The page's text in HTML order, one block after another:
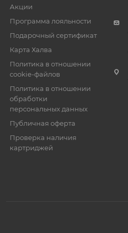
Акции
Программа лояльности
Подарочный сертификат
Карта Халва
Политика в отношении
cookie-файлов
Политика в отношении
обработки
персональных данных
Публичная оферта
Проверка наличия
картриджей